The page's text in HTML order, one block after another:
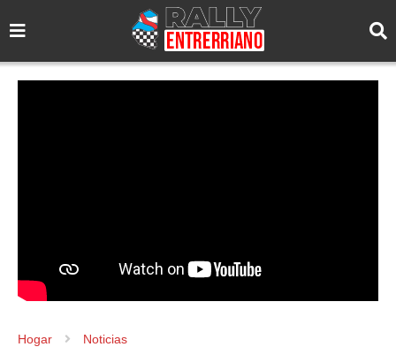
Hogar Noticias